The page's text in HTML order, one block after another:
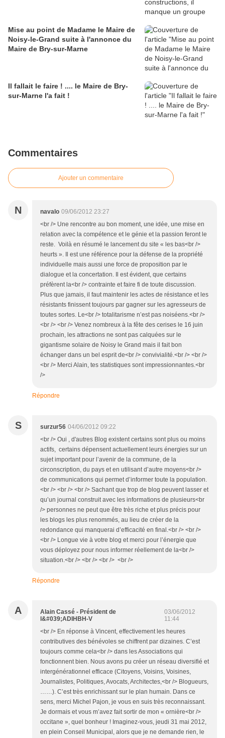
Mise au point de Madame le Maire de
Noisy-le-Grand suite à l'annonce du
Maire de Bry-sur-Marne
Il fallait le faire ! .... le Maire de Bry-
sur-Marne l'a fait !
Commentaires
Ajouter un commentaire
N navalo 09/06/2012 23:27
<br /> Une rencontre au bon moment, une idée, une mise en
relation avec la compétence et le génie et la passion feront le
reste. Voilà en résumé le lancement du site « les bas<br />
heurts ». Il est une référence pour la défense de la propriété
individuelle mais aussi une force de proposition par le
dialogue et la concertation. Il est évident, que certains
préfèrent la<br /> contrainte et faire fi de toute discussion.
Plus que jamais, il faut maintenir les actes de résistance et les
résistants finissent toujours par gagner sur les agresseurs de
toutes sortes. Le<br /> totalitarisme n’est pas noiséens.<br />
<br /> <br /> Venez nombreux à la fête des cerises le 16 juin
prochain, les attractions ne sont pas calquées sur le
gigantisme solaire de Noisy le Grand mais il fait bon
échanger dans un bel esprit de<br /> convivialité.<br /> <br />
<br /> Merci Alain, tes statistiques sont impressionnantes.<br
/>
Répondre
S surzur56 04/06/2012 09:22
<br /> Oui , d'autres Blog existent certains sont plus ou moins
actifs, certains dépensent actuellement leurs énergies sur un
sujet important pour l’avenir de la commune, de la
circonscription, du pays et en utilisant d’autre moyens<br />
de communications qui permet d’informer toute la population.
<br /> <br /> <br /> Sachant que trop de blog peuvent lasser et
qu’un journal construit avec les informations de plusieurs<br
/> personnes ne peut que être très riche et plus précis pour
les blogs les plus renommés, au lieu de créer de la
redondance qui manquerai d’efficacité en final.<br /> <br />
<br /> Longue vie à votre blog et merci pour l’énergie que
vous déployez pour nous informer réellement de la<br />
situation.<br /> <br /> <br /> <br />
Répondre
A
Alain Cassé - Président de
l&#039;ADIHBH-V
03/06/2012
11:44
<br /> En réponse à Vincent, effectivement les heures
contributives des bénévoles se chiffrent par dizaines. C’est
toujours comme cela<br /> dans les Associations qui
fonctionnent bien. Nous avons pu créer un réseau diversifié et
intergénérationnel efficace (Citoyens, Voisins, Voisines,
Journalistes, Politiques, Avocats, Architectes,<br /> Blogueurs,
……). C’est très enrichissant sur le plan humain. Dans ce
sens, merci Michel Pajon, je vous en suis très reconnaissant.
Je dormais et vous m’avez fait sortir de mon « ornière<br />
occitane », quel bonheur ! Imaginez-vous, jeudi 31 mai 2012,
en plein Conseil Municipal, alors que je ne demande rien, le